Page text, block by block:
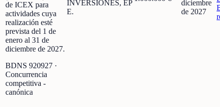
de ICEX para
actividades cuya
realización esté
prevista del 1 de
enero al 31 de
diciembre de 2027.
BDNS 920927 ·
Concurrencia
competitiva -
canónica
INVERSIONES, EP
E.
diciembre
de 2027